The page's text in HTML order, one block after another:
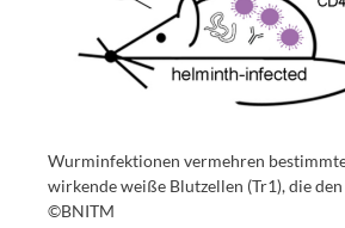
Wurminfektionen vermehren
wirkende weiße Blutzellen (Tr1), die
©BNITM